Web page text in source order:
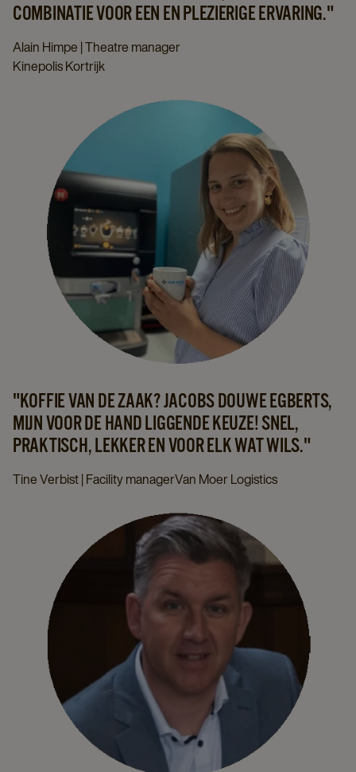
COMBINATIE VOOR EEN EN PLEZIERIGE ERVARING."
Alain Himpe | Theatre manager
Kinepolis Kortrijk
"KOFFIE VAN DE ZAAK? JACOBS DOUWE EGBERTS,
MIJN VOOR DE HAND LIGGENDE KEUZE! SNEL,
PRAKTISCH, LEKKER EN VOOR ELK WAT WILS."
Tine Verbist | Facility managerVan Moer Logistics